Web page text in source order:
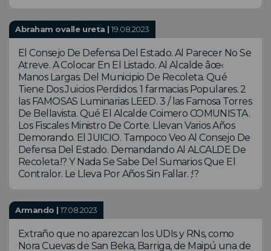
Abraham ovalle ureta |19.08.2023
El Consejo De Defensa Del Estado. Al Parecer No Se
Atreve. A Colocar En El Listado. Al Alcalde âœ‹
Manos Largas. Del Municipio De Recoleta. Qué
Tiene Dos Juicios Perdidos. 1 farmacias Populares. 2
las FAMOSAS Luminarias LEED. 3 / las Famosa Torres
De Bellavista. Qué El Alcalde Coimero COMUNISTA.
Los Fiscales Ministro De Corte. Llevan Varios Años
Demorando. El JUICIO. Tampoco Veo Al Consejo De
Defensa Del Estado. Demandando Al ALCALDE De
Recoleta.!? Y Nada Se Sabe Del Sumarios Que El
Contralor. Le Lleva Por Años Sin Fallar. ;!?
Armando |17.08.2023
Extraño que no aparezcan los UDIs y RNs, como
Nora Cuevas de San Beka, Barriga, de Maipú una de